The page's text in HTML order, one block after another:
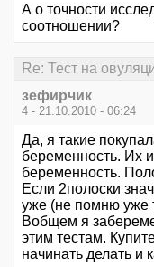
А о точности
соотношении?
Re: Тест на
зефирчик
4 - 21.10.2010 - 06:24
Да, я такие
беременность. Их
беременность.
Если 2полоски
уже (не помню уже
Вобщем я
этим тестам.
начинать делать и